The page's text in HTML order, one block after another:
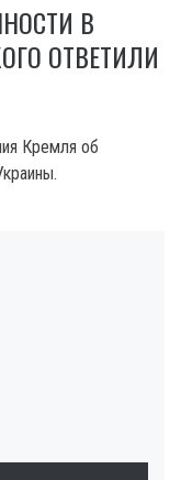
В
ОТВЕТИЛИ
Кремля об